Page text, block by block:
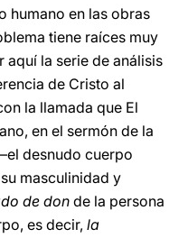
humano en las obras
tiene raíces muy
la serie de análisis
de Cristo al
la llamada que El
en el sermón de la
desnudo cuerpo
masculinidad y
de donde la persona
es decir, la